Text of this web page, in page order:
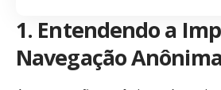
1. Entendendo a
Navegação Anônima